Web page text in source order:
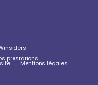
prestations
Mentions légales